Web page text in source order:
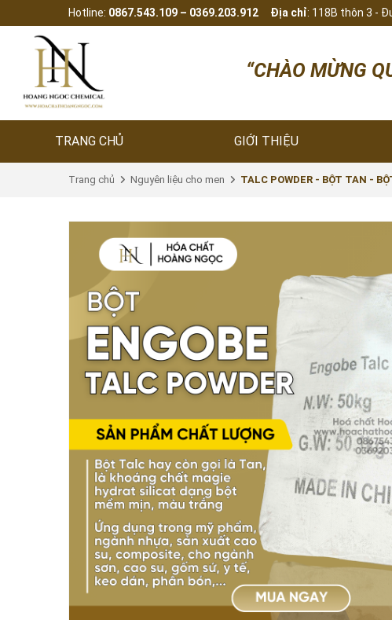
Hotline: 0867.543.109 – 0369.203.912 Địa chỉ: 118B thôn 3 -
“CHÀO MỪNG QUÝ
TRANG CHỦ GIỚI THIỆU
Trang chủ Nguyên liệu cho men TALC POWDER - BỘT TAN -